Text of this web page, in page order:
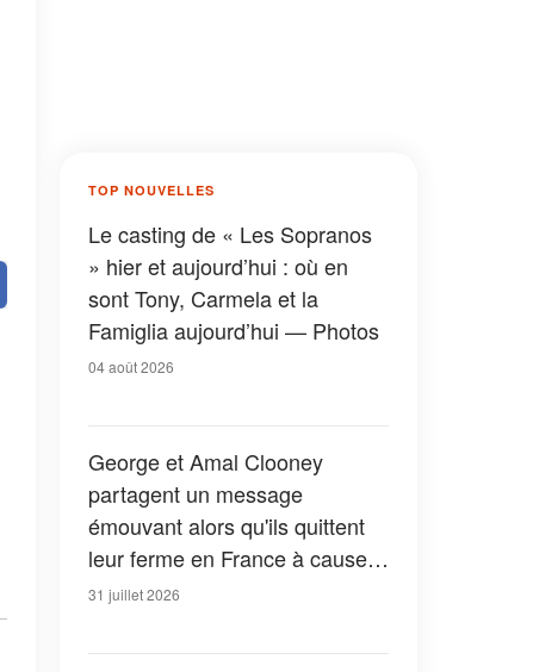
TOP NOUVELLES
Le casting de « Les Sopranos
» hier et aujourd’hui : où en
sont Tony, Carmela et la
Famiglia aujourd’hui — Photos
04 août 2026
George et Amal Clooney
partagent un message
émouvant alors qu'ils quittent
leur ferme en France à cause
des feux de forêt — Tous les
31 juillet 2026